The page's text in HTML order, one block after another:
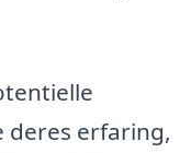
deres erfaring,